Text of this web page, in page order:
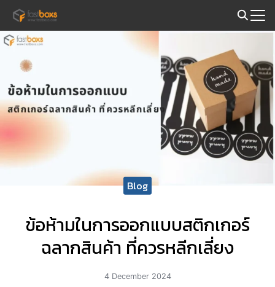
Skip
content
Search
for:
Blog
ข้อห้ามในการออกแบบสติกเกอร์
ฉลากสินค้า ที่ควรหลีกเลี่ยง
4 December 2024